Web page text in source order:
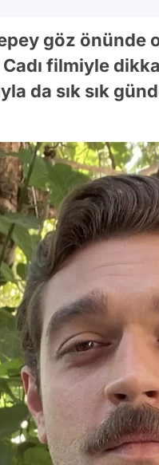
göz önünde
Cadı filmiyle
da sık sık